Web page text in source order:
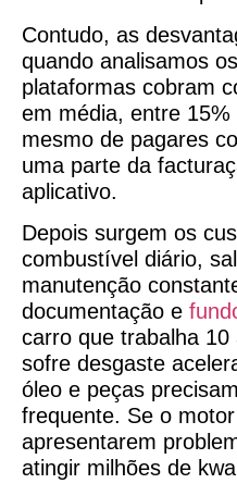
Contudo, as
quando analisamos
plataformas cobram
em média, entre
mesmo de pagares
uma parte da
aplicativo.
Depois surgem os
combustível diário,
manutenção
documentação e
carro que trabalha
sofre desgaste
óleo e peças
frequente. Se o
apresentarem
atingir milhões de